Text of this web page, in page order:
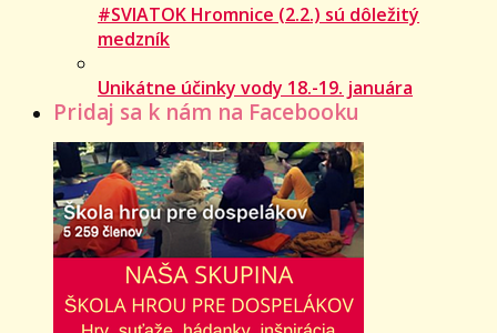
#SVIATOK Hromnice (2.2.) sú dôležitý
medzník
Unikátne účinky vody 18.-19. januára
Pridaj sa k nám na Facebooku